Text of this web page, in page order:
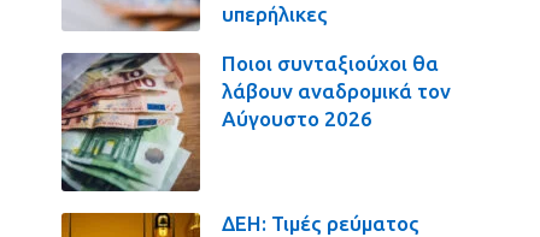
υπερήλικες
Ποιοι συνταξιούχοι θα
λάβουν αναδρομικά τον
Αύγουστο 2026
ΔΕΗ: Τιμές ρεύματος